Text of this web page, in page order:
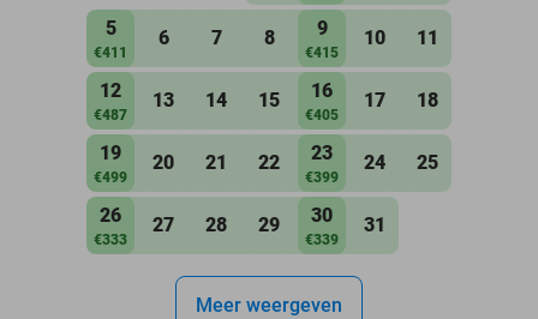
5
€411
6 7 8 9
€415
10 11
12
€487
13 14 15 16
€405
17 18
19
€499
20 21 22 23
€399
24 25
26
€333
27 28 29 30
€339
31
Meer weergeven